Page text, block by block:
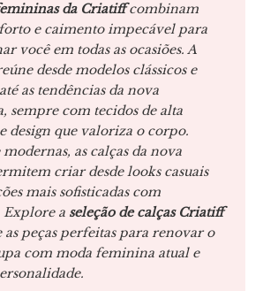
da Criatiffcombinam
e caimento impecável para
você em todas as ocasiões. A
desde modelos clássicos e
as tendências da nova
sempre com tecidos de alta
design que valoriza o corpo.
modernas, as calças da nova
criar desde looks casuais
mais sofisticadas com
a seleção de calças Criatiff
as peças perfeitas para renovar o
com moda feminina atual e